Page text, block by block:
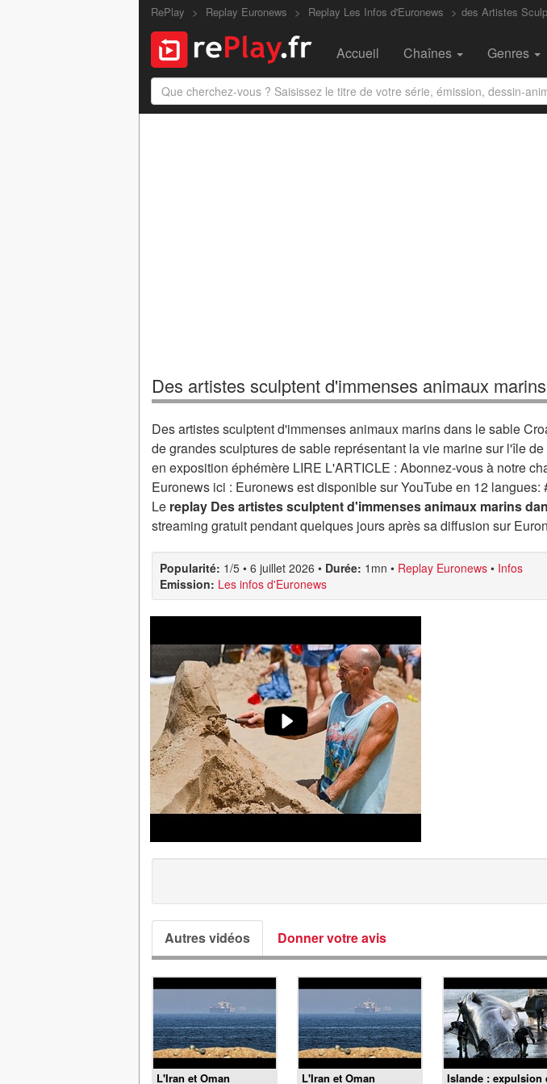
RePlay Replay Euronews Replay Les Infos d'Euronews des Artistes
Accueil Chaînes Genres
Des artistes sculptent d'immenses animaux
Des artistes sculptent d'immenses animaux marins dans le sable
de grandes sculptures de sable représentant la vie marine sur l'île
en exposition éphémère LIRE L'ARTICLE : Abonnez-vous à notre
Euronews ici : Euronews est disponible sur YouTube en 12 langues:
Le replay Des artistes sculptent d'immenses animaux marins
streaming gratuit pendant quelques jours après sa diffusion sur
Popularité: 1/5 • 6 juillet 2026 • Durée: 1mn • Replay Euronews • Infos
Emission: Les infos d'Euronews
Autres vidéos Donner votre avis
L'Iran et Oman L'Iran et Oman Islande : expulsion